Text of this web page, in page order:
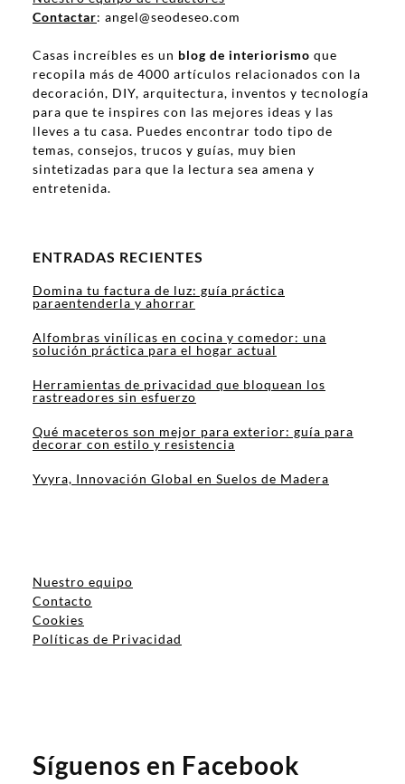
Contactar: angel@seodeseo.com
Casas increíbles es un blog de interiorismo que
recopila más de 4000 artículos relacionados con la
decoración, DIY, arquitectura, inventos y tecnología
para que te inspires con las mejores ideas y las
lleves a tu casa. Puedes encontrar todo tipo de
temas, consejos, trucos y guías, muy bien
sintetizadas para que la lectura sea amena y
entretenida.
ENTRADAS RECIENTES
Domina tu factura de luz: guía práctica
paraentenderla y ahorrar
Alfombras vinílicas en cocina y comedor: una
solución práctica para el hogar actual
Herramientas de privacidad que bloquean los
rastreadores sin esfuerzo
Qué maceteros son mejor para exterior: guía para
decorar con estilo y resistencia
Yvyra, Innovación Global en Suelos de Madera
Nuestro equipo
Contacto
Cookies
Políticas de Privacidad
Síguenos en Facebook